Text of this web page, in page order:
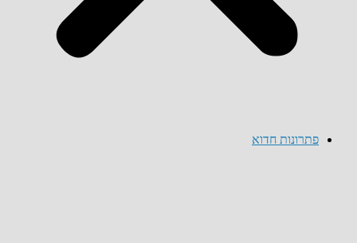
פתרונות חדוא